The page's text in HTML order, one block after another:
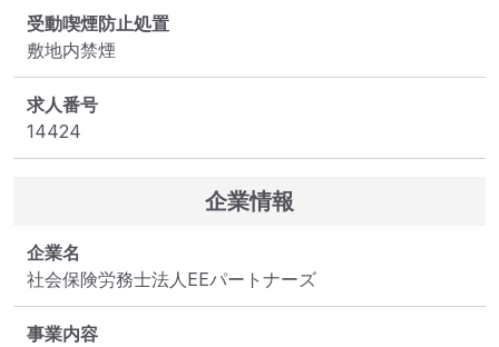
受動喫煙防止処置
敷地内禁煙
求人番号
14424
企業情報
企業名
社会保険労務士法人EEパートナーズ
事業内容